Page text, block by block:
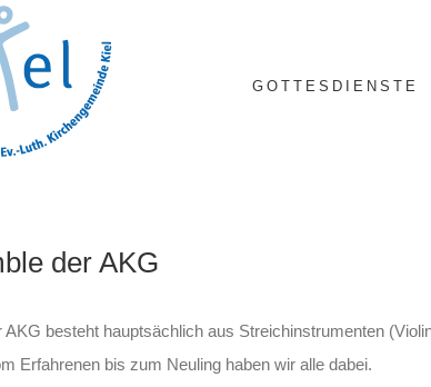
GOTTESDIENSTE
der AKG
besteht hauptsächlich aus Streichinstrumenten
Erfahrenen bis zum Neuling haben wir alle dabei.